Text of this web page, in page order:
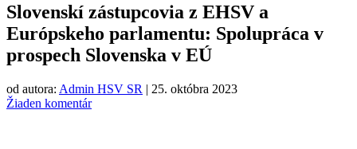
Slovenskí zástupcovia z EHSV a
Európskeho parlamentu: Spolupráca v
prospech Slovenska v EÚ
od autora: Admin HSV SR | 25. októbra 2023
Žiaden komentár